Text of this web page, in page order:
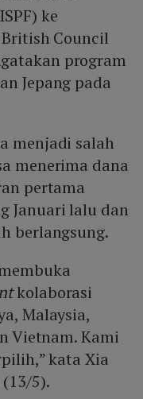
ke
Council
program
Jepang pada
menjadi salah
menerima dana
pertama
Januari lalu dan
berlangsung.
kolaborasi
Malaysia,
Vietnam. Kami
kata Xia
5).